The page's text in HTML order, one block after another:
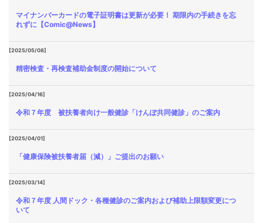
マイナンバーカードの電子証明書は更新が必要！ 期限内の手続きを忘
れずに【Comic@News】
[2025/05/08]
精密検査・再検査補助金制度の開始について
[2025/04/16]
令和７年度 被扶養者向け一般健診「けんぽ共同健診」のご案内
[2025/04/01]
「健康保険被扶養者届（減）」ご提出のお願い
[2025/03/14]
令和７年度 人間ドック・各種健診のご案内および補助上限額変更につ
いて